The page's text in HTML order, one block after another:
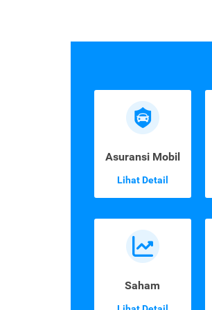
Asuransi Mobil
Lihat Detail
Saham